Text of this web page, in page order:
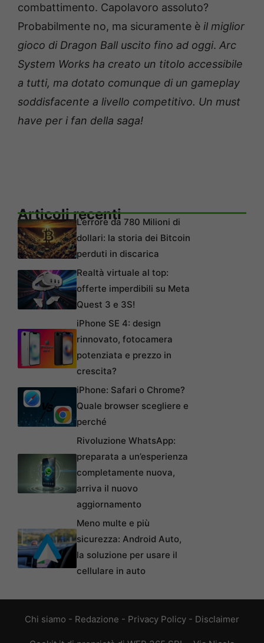
combattimento. Capolavoro assoluto?
Probabilmente no, ma sicuramente è il miglior
gioco di Dragon Ball uscito fino ad oggi. Arc
System Works ha creato un titolo accessibile
a tutti, ma dotato comunque di un gameplay
soddisfacente a livello competitivo. Un must
have per i fan della saga!
Articoli recentiL’errore da 780 Milioni di
dollari: la storia dei Bitcoin
perduti in discarica
Realtà virtuale al top:
offerte imperdibili su Meta
Quest 3 e 3S!
iPhone SE 4: design
rinnovato, fotocamera
potenziata e prezzo in
crescita?
iPhone: Safari o Chrome?
Quale browser scegliere e
perché
Rivoluzione WhatsApp:
preparata a un’esperienza
completamente nuova,
arriva il nuovo
aggiornamento
Meno multe e più
sicurezza: Android Auto,
la soluzione per usare il
cellulare in auto
Chi siamo - Redazione - Privacy Policy - Disclaimer